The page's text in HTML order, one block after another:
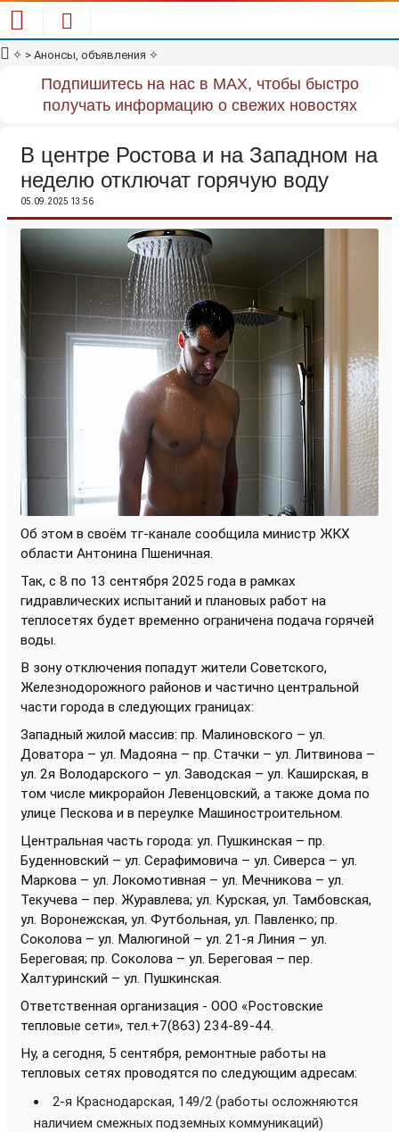
✧ > Анонсы, объявления ✧
Подпишитесь на нас в MAX, чтобы быстро
получать информацию о свежих новостях
В центре Ростова и на Западном на
неделю отключат горячую воду
05.09.2025 13:56
Об этом в своём тг-канале сообщила министр ЖКХ
области Антонина Пшеничная.
Так, с 8 по 13 сентября 2025 года в рамках
гидравлических испытаний и плановых работ на
теплосетях будет временно ограничена подача горячей
воды.
В зону отключения попадут жители Советского,
Железнодорожного районов и частично центральной
части города в следующих границах:
Западный жилой массив: пр. Малиновского – ул.
Доватора – ул. Мадояна – пр. Стачки – ул. Литвинова –
ул. 2я Володарского – ул. Заводская – ул. Каширская, в
том числе микрорайон Левенцовский, а также дома по
улице Пескова и в переулке Машиностроительном.
Центральная часть города: ул. Пушкинская – пр.
Буденновский – ул. Серафимовича – ул. Сиверса – ул.
Маркова – ул. Локомотивная – ул. Мечникова – ул.
Текучева – пер. Журавлева; ул. Курская, ул. Тамбовская,
ул. Воронежская, ул. Футбольная, ул. Павленко; пр.
Соколова – ул. Малюгиной – ул. 21-я Линия – ул.
Береговая; пр. Соколова – ул. Береговая – пер.
Халтуринский – ул. Пушкинская.
Ответственная организация - ООО «Ростовские
тепловые сети», тел.+7(863) 234-89-44.
Ну, а сегодня, 5 сентября, ремонтные работы на
тепловых сетях проводятся по следующим адресам:
2-я Краснодарская, 149/2 (работы осложняются
наличием смежных подземных коммуникаций)